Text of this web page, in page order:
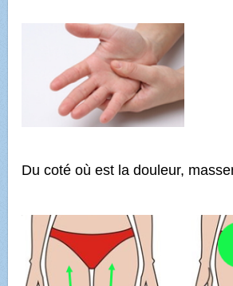
Du coté où est la douleur,